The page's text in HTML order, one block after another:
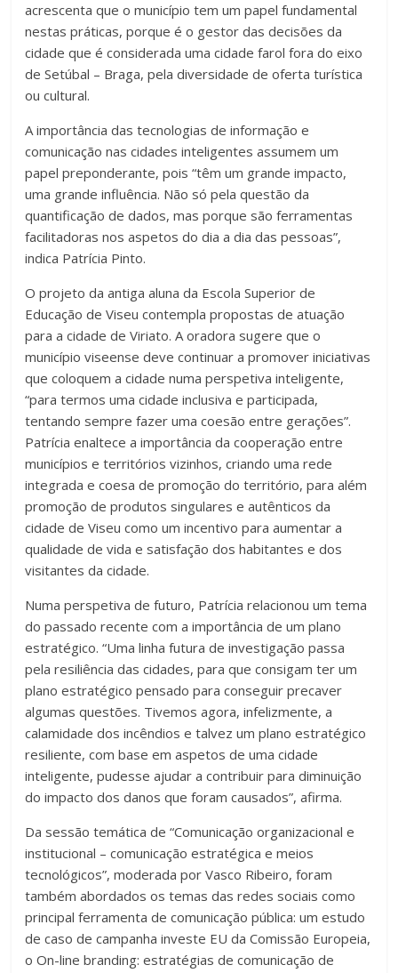
acrescenta que o município tem um papel fundamental
nestas práticas, porque é o gestor das decisões da
cidade que é considerada uma cidade farol fora do eixo
de Setúbal – Braga, pela diversidade de oferta turística
ou cultural.
A importância das tecnologias de informação e
comunicação nas cidades inteligentes assumem um
papel preponderante, pois “têm um grande impacto,
uma grande influência. Não só pela questão da
quantificação de dados, mas porque são ferramentas
facilitadoras nos aspetos do dia a dia das pessoas”,
indica Patrícia Pinto.
O projeto da antiga aluna da Escola Superior de
Educação de Viseu contempla propostas de atuação
para a cidade de Viriato. A oradora sugere que o
município viseense deve continuar a promover iniciativas
que coloquem a cidade numa perspetiva inteligente,
“para termos uma cidade inclusiva e participada,
tentando sempre fazer uma coesão entre gerações”.
Patrícia enaltece a importância da cooperação entre
municípios e territórios vizinhos, criando uma rede
integrada e coesa de promoção do território, para além
promoção de produtos singulares e autênticos da
cidade de Viseu como um incentivo para aumentar a
qualidade de vida e satisfação dos habitantes e dos
visitantes da cidade.
Numa perspetiva de futuro, Patrícia relacionou um tema
do passado recente com a importância de um plano
estratégico. “Uma linha futura de investigação passa
pela resiliência das cidades, para que consigam ter um
plano estratégico pensado para conseguir precaver
algumas questões. Tivemos agora, infelizmente, a
calamidade dos incêndios e talvez um plano estratégico
resiliente, com base em aspetos de uma cidade
inteligente, pudesse ajudar a contribuir para diminuição
do impacto dos danos que foram causados”, afirma.
Da sessão temática de “Comunicação organizacional e
institucional – comunicação estratégica e meios
tecnológicos”, moderada por Vasco Ribeiro, foram
também abordados os temas das redes sociais como
principal ferramenta de comunicação pública: um estudo
de caso de campanha investe EU da Comissão Europeia,
o On-line branding: estratégias de comunicação de